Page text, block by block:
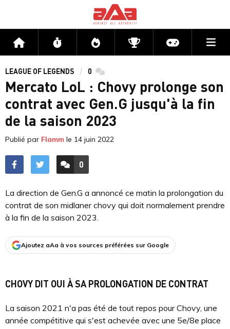
Accueil Flux Directs CompétitionsActu jeux
LEAGUE OF LEGENDS 0 commentaires
Mercato LoL : Chovy prolonge son
contrat avec Gen.G jusqu'à la fin
de la saison 2023
Publié par Flamm le 14 juin 2022
ACCÉDER AUX
0
COMMENTAIRES
La direction de Gen.G a annoncé ce matin la prolongation du
contrat de son midlaner chovy qui doit normalement prendre
à la fin de la saison 2023.
Ajoutez aAa à vos sources préférées sur Google
CHOVY DIT OUI À SA PROLONGATION DE CONTRAT
La saison 2021 n'a pas été de tout repos pour Chovy, une
année compétitive qui s'est achevée avec une 5e/8e place